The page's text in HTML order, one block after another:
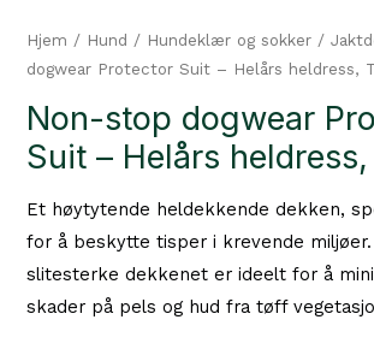
Hjem / Hund / Hundeklær og sokker /
dogwear Protector Suit – Helårs heldress,
Non-stop dogwear
Suit – Helårs
Et høytytende heldekkende dekken,
for å beskytte tisper i krevende
slitesterke dekkenet er ideelt for å
skader på pels og hud fra tøff